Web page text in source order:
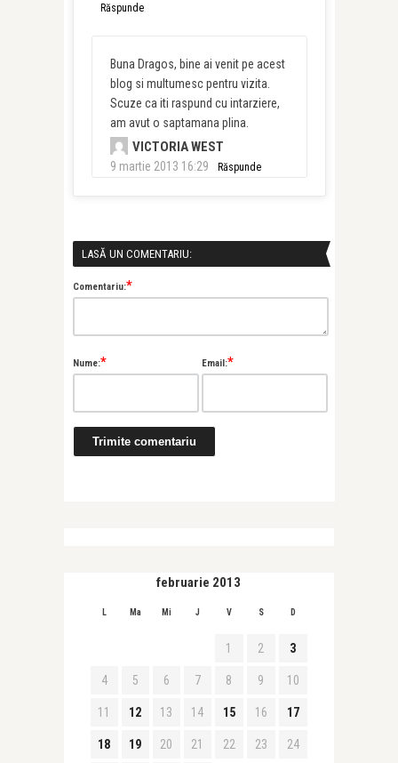
Răspunde
Buna Dragos, bine ai venit pe acest
blog si multumesc pentru vizita.
Scuze ca iti raspund cu intarziere,
am avut o saptamana plina.
VICTORIA WEST
9 martie 2013 16:29 Răspunde
LASĂ UN COMENTARIU:
Comentariu:*
Nume:* Email:*
februarie 2013
L Ma Mi J V S D
1 2 3
4 5 6 7 8 9 10
11 12 13 14 15 16 17
18 19 20 21 22 23 24